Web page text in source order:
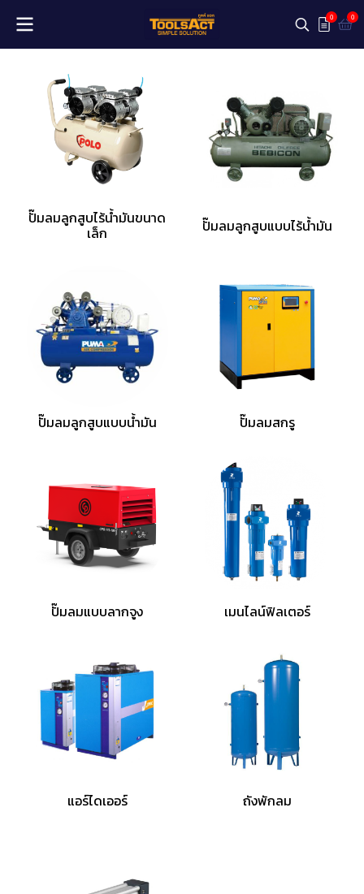
0 0
ปั๊มลมลูกสูบไร้น้ำมันขนาด
เล็ก ปั๊มลมลูกสูบแบบไร้น้ำมัน
ปั๊มลมลูกสูบแบบน้ำมัน ปั๊มลมสกรู
ปั๊มลมแบบลากจูง เมนไลน์ฟิลเตอร์
แอร์ไดเออร์ ถังพักลม